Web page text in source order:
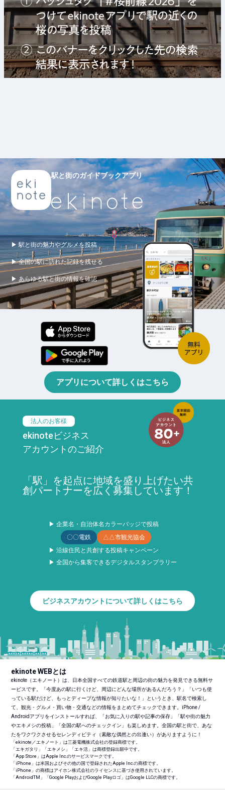
駅と街のガイドブックアプリ
▶ 駅と街の魅力やグルメを投稿
▶ 全国の駅に訪れた記録を残せる
▶ あらゆる駅と街の情報を確認
アプリについて詳しくはこちら
法人のお客様
ekinoteビジネス
アカウントのご紹介
「駅」を起点に地域を盛り上げたい共
創パートナーを広く募集しています！
▶ 企業名・自治体名カラーバッジで投稿
〇〇電鉄
△△市観光協会
▶ 沿線住民と共創する投稿キャンペーン
▶ 全国から集客できるデジタルスタンプラリー
ビジネスアカウントについて詳しくはこちら
ekinote WEBとは
ekinote（エキノート）は、日本全国すべての鉄道駅と周辺の街の魅力を発見できる無料サ
ービスです。「今度あの駅に行くけど、周辺にどんな場所があるんだろう？」「いつも使
っている駅だけど、もっとディープな情報が知りたいな！」というとき、駅名で検索し
て、観光・グルメ・買い物・交通などの情報をまとめてチェックできます。iPhone /
Androidアプリをインストールすれば、「お気に入りの駅や記事の保存」「駅や街の魅力
やエキメシの投稿」「全国の駅へのチェックイン」も楽しめます。全国の駅と街で、あな
たをワクワクさせるセレンディピティ（素敵な偶然との出逢い）がありますように！
「ekinote／エキノート」は三菱電機株式会社の登録商標です。
「エキガタリ」「エキメシ」「エキ活」は商標登録出願中です。
「App Store」はApple Inc.のサービスマークです。
「iPhone」は米国およびその他の国で登録されたApple Inc.の商標です。
「iPhone」の商標はアイホン株式会社のライセンスに基づき使用されています。
「AndroidTM 」「Google PlayおよびGoogle Playロゴ」はGoogle LLCの商標です。